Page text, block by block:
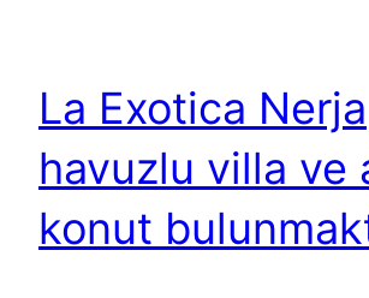
La Exotica Nerja
havuzlu villa ve
konut